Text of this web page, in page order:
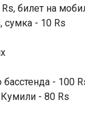
билет на
сумка - 10 Rs
- 100
- 80 Rs